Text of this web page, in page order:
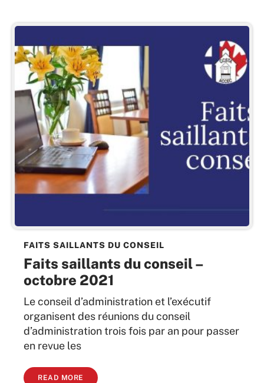
FAITS SAILLANTS DU CONSEIL
Faits saillants du conseil –
octobre 2021
Le conseil d’administration et l’exécutif
organisent des réunions du conseil
d’administration trois fois par an pour passer
en revue les
READ MORE